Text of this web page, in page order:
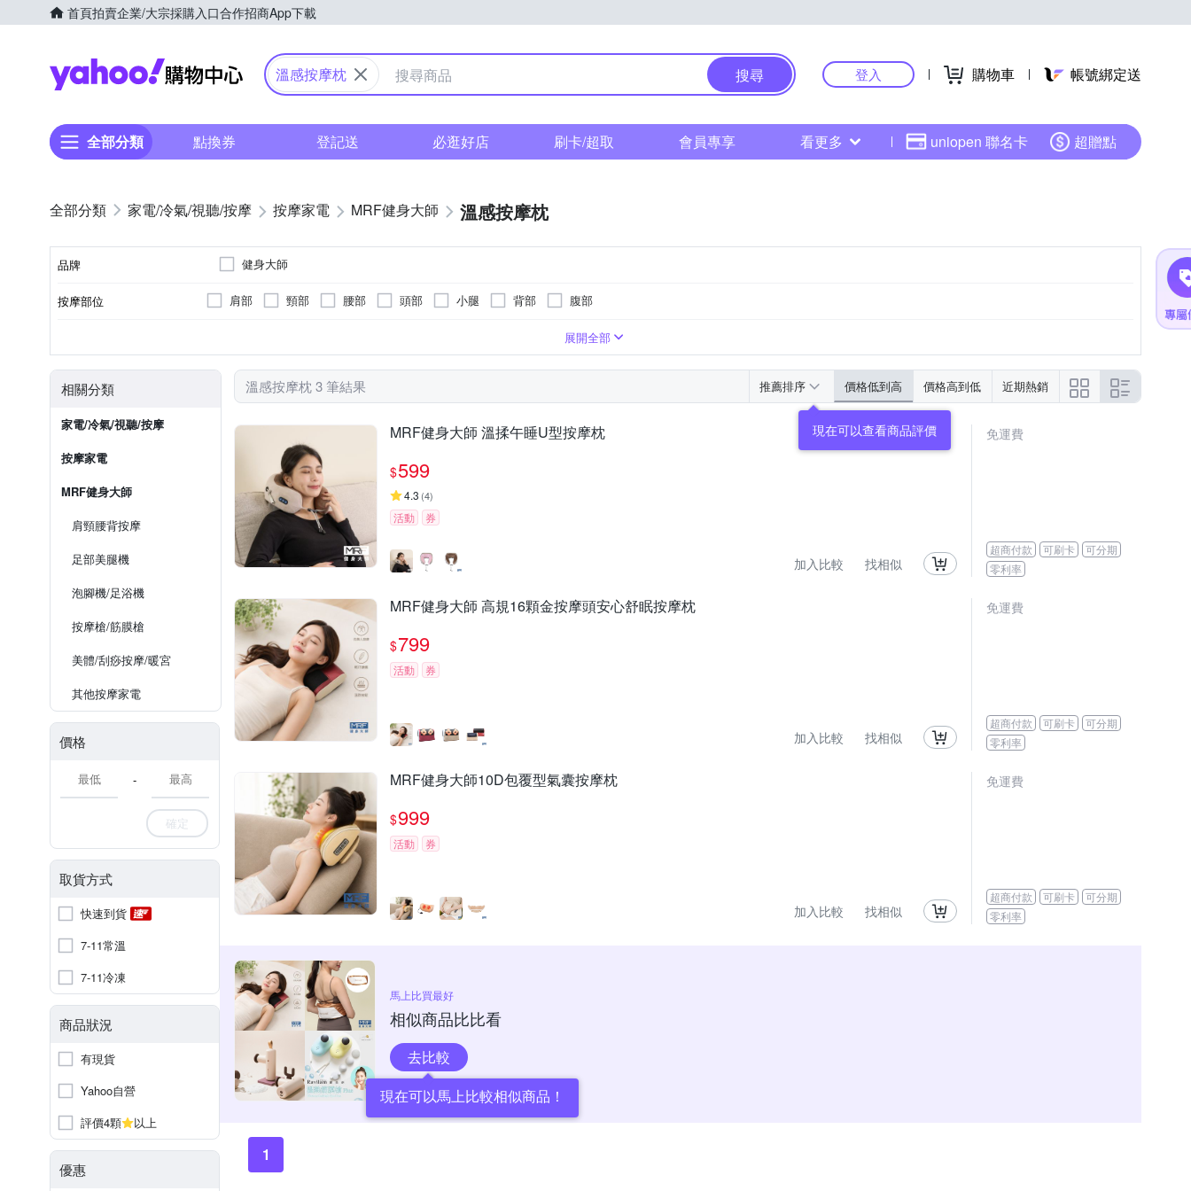
首頁拍賣企業/大宗採購入口合作招商App下載
Yahoo購物中心
溫感按摩枕 搜尋 登入 購物車 帳號綁定送
全部分類 點換券 登記送 必逛好店 刷卡/超取 會員專享 看更多 uniopen 聯名卡 超贈點
家電/冷氣/視聽/按摩 按摩家電 MRF健身大師 溫感按摩枕
品牌 健身大師
按摩部位 肩部 頸部 腰部 頭部 小腿 背部 腹部
展開全部
相關分類
家電/冷氣/視聽/按摩
按摩家電
MRF健身大師
肩頸腰背按摩
足部美腿機
泡腳機/足浴機
按摩槍/筋膜槍
美體/刮痧按摩/暖宮
其他按摩家電
價格
-
確定
取貨方式
快速到貨
7-11常溫
7-11冷凍
商品狀況
有現貨
Yahoo自營
評價4顆
以上
優惠
溫感按摩枕 3 筆結果 推薦排序 價格低到高 價格高到低 近期熱銷
現在可以查看商品評價
MRF健身大師 溫揉午睡U型按摩枕
$599
4.3 (4)
活動 券
加入比較 找相似
免運費
超商付款 可刷卡
可分期
零利率
MRF健身大師 高規16顆金按摩頭安心舒眠按摩枕
$799
活動 券
加入比較 找相似
免運費
超商付款 可刷卡
可分期
零利率
MRF健身大師10D包覆型氣囊按摩枕
$999
活動 券
加入比較 找相似
免運費
超商付款 可刷卡
可分期
零利率
馬上比買最好
相似商品比比看
去比較
現在可以馬上比較相似商品！
1